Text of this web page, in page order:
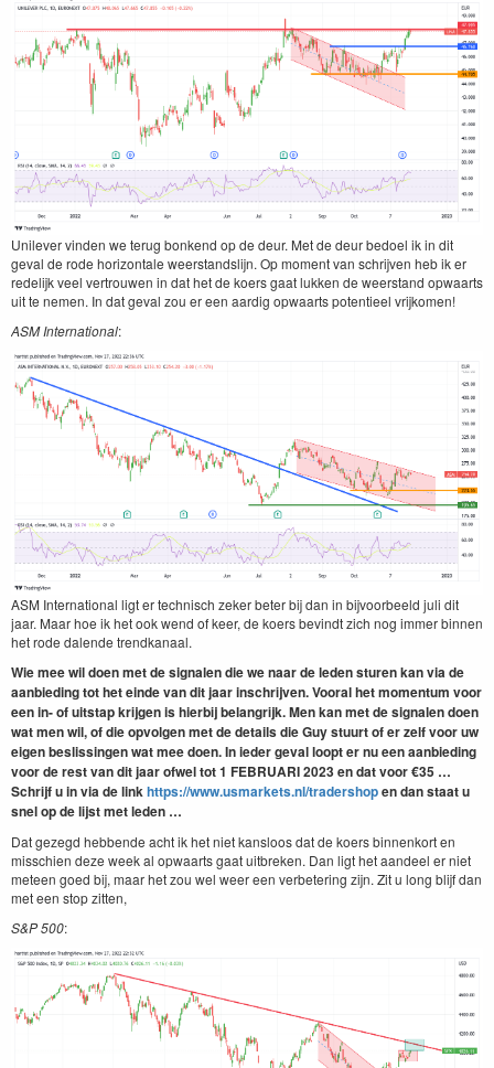
Unilever vinden we terug bonkend op de deur. Met de deur bedoel ik in dit
geval de rode horizontale weerstandslijn. Op moment van schrijven heb ik er
redelijk veel vertrouwen in dat het de koers gaat lukken de weerstand opwaarts
uit te nemen. In dat geval zou er een aardig opwaarts potentieel vrijkomen!
ASM International:
ASM International ligt er technisch zeker beter bij dan in bijvoorbeeld juli dit
jaar. Maar hoe ik het ook wend of keer, de koers bevindt zich nog immer binnen
het rode dalende trendkanaal.
Wie mee wil doen met de sig­nalen die we naar de leden sturen kan via de
aan­bied­ing tot het einde van dit jaar inschri­jven. Vooral het momen­tum voor
een in- of uit­stap kri­j­gen is hier­bij belan­grijk. Men kan met de sig­nalen doen
wat men wil, of die opvol­gen met de details die Guy stu­urt of er zelf voor uw
eigen beslissin­gen wat mee doen. In ieder geval loopt er nu een aan­bied­ing
voor de rest van dit jaar ofwel tot 1 FEBRU­ARI 2023 en dat voor €35 …
Schri­jf u in via de linkhttps://​www​.usmar​kets​.nl/​t​r​a​d​e​rshopen dan staat u
snel op de lijst met leden …
Dat gezegd hebbende acht ik het niet kansloos dat de koers binnenkort en
misschien deze week al opwaarts gaat uitbreken. Dan ligt het aandeel er niet
meteen goed bij, maar het zou wel weer een verbetering zijn. Zit u long blijf dan
met een stop zitten,
S&P 500: